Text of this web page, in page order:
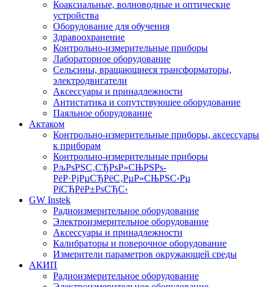
Коаксиальные, волноводные и оптические
устройства
Оборудование для обучения
Здравоохранение
Контрольно-измерительные приборы
Лабораторное оборудование
Сельсины, вращающиеся трансформаторы,
электродвигатели
Аксессуары и принадлежности
Антистатика и сопутствующее оборудование
Паяльное оборудование
Актаком
Контрольно-измерительные приборы, аксессуары
к приборам
Контрольно-измерительные приборы
РљРѕРЅС‚СЂРѕР»СЊРЅРѕ-
РёР·РјРµСЂРёС‚РµР»СЊРЅС‹Рµ
РїСЂРёР±РѕСЂС‹
GW Instek
Радиоизмерительное оборудование
Электроизмерительное оборудование
Аксессуары и принадлежности
Калибраторы и поверочное оборудование
Измерители параметров окружающей среды
АКИП
Радиоизмерительное оборудование